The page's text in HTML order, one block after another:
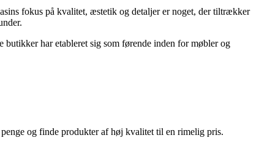
fokus på kvalitet, æstetik og detaljer er noget, der tiltrækker
har etableret sig som førende inden for møbler og
og finde produkter af høj kvalitet til en rimelig pris.